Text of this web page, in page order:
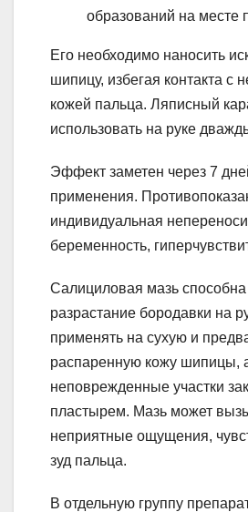
образований на месте
Его необходимо наносить
шипицу, избегая контакта с
кожей пальца. Ляписный
использовать на руке
Эффект заметен через 7
применения.
индивидуальная
беременность,
Салициловая мазь способна
разрастание бородавки на
применять на сухую и
распаренную кожу шипицы,
неповрежденные участки
пластырем. Мазь может
неприятные ощущения,
зуд пальца.
В отдельную группу